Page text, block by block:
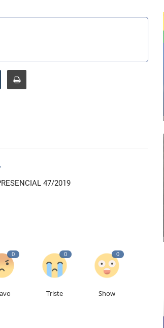
47/2019
0 0
Triste
0
Show